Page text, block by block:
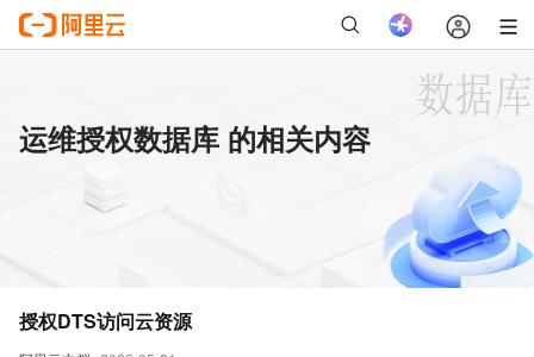
运维授权数据库 的相关内容
授权DTS访问云资源